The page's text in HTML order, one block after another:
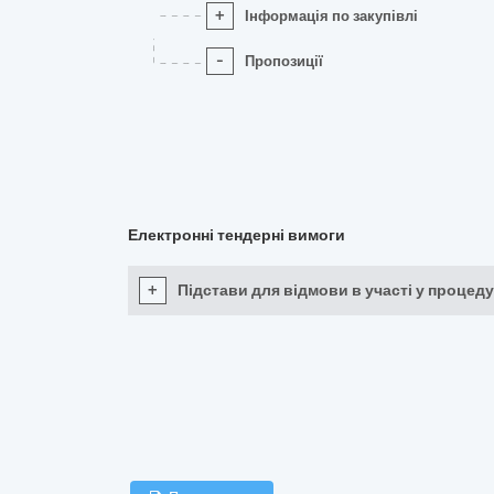
+ Інформація по закупівлі
- Пропозиції
Електронні тендерні вимоги
+ Підстави для відмови в участі у